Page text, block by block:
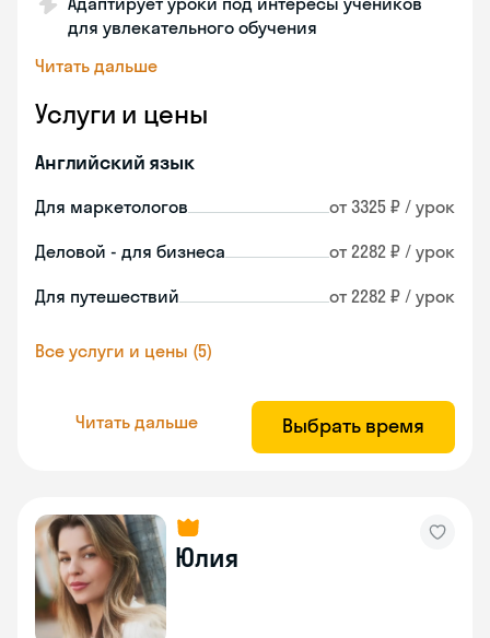
для увлекательного обучения
Читать дальше
Услуги и цены
Английский язык
Для маркетологов от 3325 ₽ / урок
Деловой - для бизнеса от 2282 ₽ / урок
Для путешествий от 2282 ₽ / урок
Все услуги и цены (5)
Читать дальше Выбрать время
Юлия